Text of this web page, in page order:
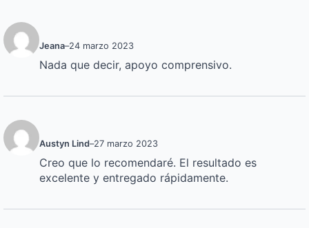
Jeana–24 marzo 2023
Nada que decir, apoyo comprensivo.
Austyn Lind–27 marzo 2023
Creo que lo recomendaré. El resultado es
excelente y entregado rápidamente.